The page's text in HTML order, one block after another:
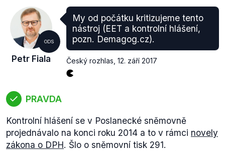
Počty nově přijatých studentů do prvních ročníků
technického oboru na vysokých školách byly
v posledních třech letech, kdy začaly počty nově
přijatých studentů technických oborů znatelně
klesat. Zatímco ve školním roce 2013/2014 bylo
nově přijato takřka 23 tisíc studentů, v posledním
roce 2016/2017 jich bylo již pouze 17,8 tisíc.
ODS
Petr Fiala
My od počátku kritizujeme tento
nástroj (EET a kontrolní hlášení,
pozn. Demagog.cz).
Český rozhlas 12. září 2017
PRAVDA
Kontrolní hlášení se v Poslanecké sněmovně
projednávalo na konci roku 2014 a to v rámci novely
zákona o DPH. Šlo o sněmovní tisk 291.